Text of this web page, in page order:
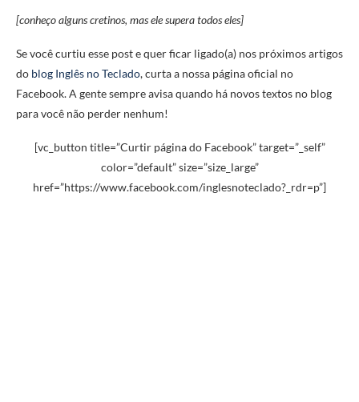
[conheço alguns cretinos, mas ele supera todos eles]
Se você curtiu esse post e quer ficar ligado(a) nos próximos artigos
do blog Inglês no Teclado, curta a nossa página oficial no
Facebook. A gente sempre avisa quando há novos textos no blog
para você não perder nenhum!
[vc_button title=”Curtir página do Facebook” target=”_self”
color=”default” size=”size_large”
href=”https://www.facebook.com/inglesnoteclado?_rdr=p”]